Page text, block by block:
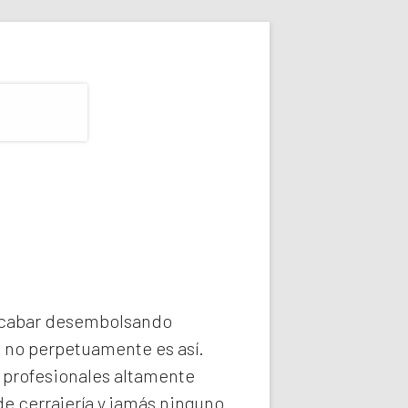
desembolsando
perpetuamente es así.
altamente
cerrajería y jamás ninguno